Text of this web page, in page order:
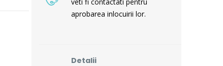
aprobarea inlocuirii lor.
Detalii